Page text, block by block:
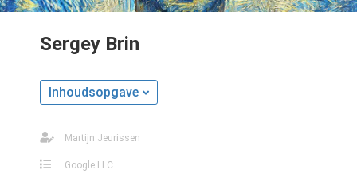
Sergey Brin
Inhoudsopgave
Martijn Jeurissen
Google LLC